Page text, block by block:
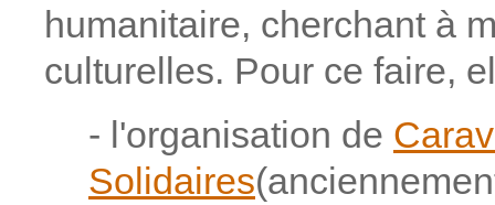
humanitaire, cherchant à
culturelles. Pour ce faire,
- l'organisation de
Solidaires